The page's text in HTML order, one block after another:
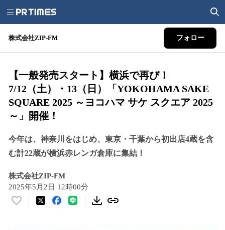
株式会社ZIP-FM フォロー
【一般発売スタート】横浜で再び！
7/12（土）・13（日）「YOKOHAMA SAKE
SQUARE 2025 ～ヨコハマ サケ スクエア 2025
～」開催！
今年は、神奈川をはじめ、東京・千葉から初出店4蔵を含
む計22蔵が横浜赤レンガ倉庫に集結！
株式会社ZIP-FM
2025年5月2日 12時00分
い